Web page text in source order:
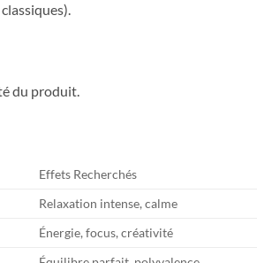
du produit.
Effets Recherchés
Relaxation intense, calme
Énergie, focus, créativité